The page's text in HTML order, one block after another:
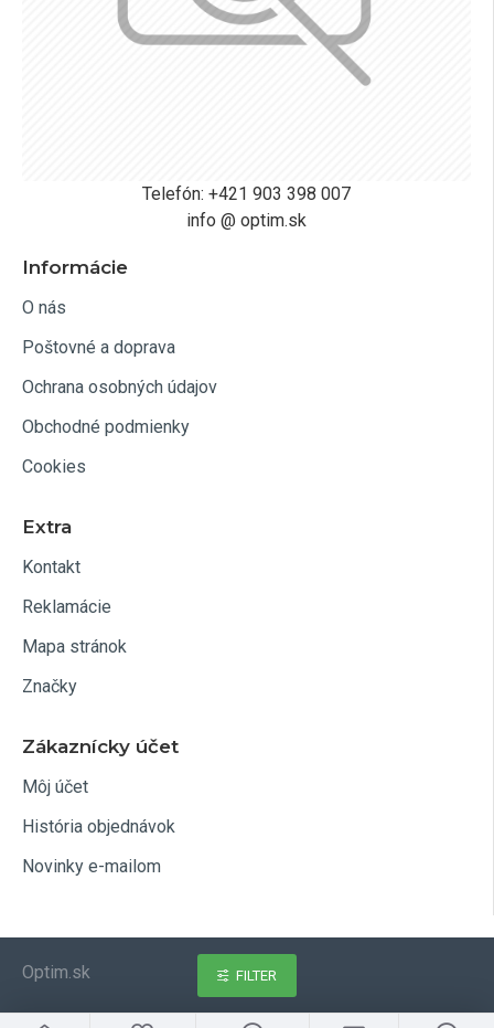
Telefón: +421 903 398 007
info @ optim.sk
Informácie
O nás
Poštovné a doprava
Ochrana osobných údajov
Obchodné podmienky
Cookies
Extra
Kontakt
Reklamácie
Mapa stránok
Značky
Zákaznícky účet
Môj účet
História objednávok
Novinky e-mailom
Optim.sk FILTER